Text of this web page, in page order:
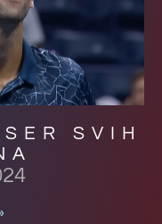
SVIH